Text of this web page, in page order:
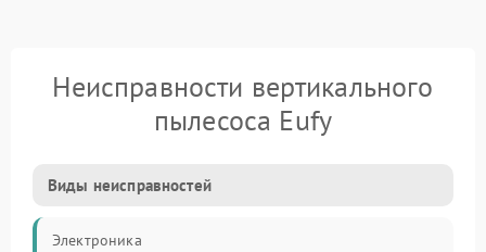
Неисправности вертикального
пылесоса Eufy
Виды неисправностей
Электроника